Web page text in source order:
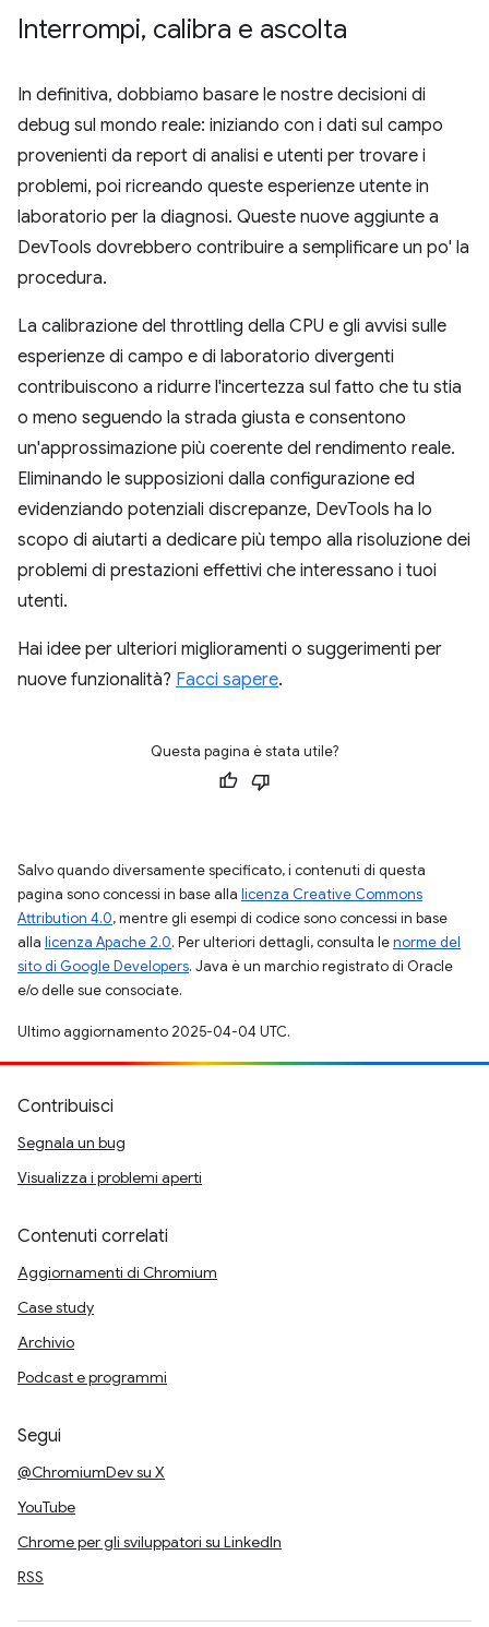
Interrompi, calibra e ascolta
In definitiva, dobbiamo basare le nostre decisioni di
debug sul mondo reale: iniziando con i dati sul campo
provenienti da report di analisi e utenti per trovare i
problemi, poi ricreando queste esperienze utente in
laboratorio per la diagnosi. Queste nuove aggiunte a
DevTools dovrebbero contribuire a semplificare un po' la
procedura.
La calibrazione del throttling della CPU e gli avvisi sulle
esperienze di campo e di laboratorio divergenti
contribuiscono a ridurre l'incertezza sul fatto che tu stia
o meno seguendo la strada giusta e consentono
un'approssimazione più coerente del rendimento reale.
Eliminando le supposizioni dalla configurazione ed
evidenziando potenziali discrepanze, DevTools ha lo
scopo di aiutarti a dedicare più tempo alla risoluzione dei
problemi di prestazioni effettivi che interessano i tuoi
utenti.
Hai idee per ulteriori miglioramenti o suggerimenti per
nuove funzionalità? Facci sapere.
Questa pagina è stata utile?
Salvo quando diversamente specificato, i contenuti di questa
pagina sono concessi in base alla licenza Creative Commons
Attribution 4.0, mentre gli esempi di codice sono concessi in base
alla licenza Apache 2.0. Per ulteriori dettagli, consulta lenorme del
sito di Google Developers. Java è un marchio registrato di Oracle
e/o delle sue consociate.
Ultimo aggiornamento 2025-04-04 UTC.
Contribuisci
Segnala un bug
Visualizza i problemi aperti
Contenuti correlati
Aggiornamenti di Chromium
Case study
Archivio
Podcast e programmi
Segui
@ChromiumDev su X
YouTube
Chrome per gli sviluppatori su LinkedIn
RSS